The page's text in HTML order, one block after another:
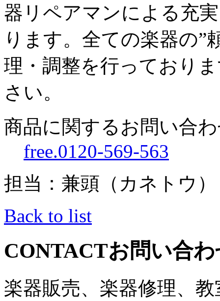
器リペアマンによる充
ります。全ての楽器の”
理・調整を行っており
さい。
商品に関するお問い合
free.0120-569-563
担当：兼頭（カネトウ）
Back to list
CONTACTお問い合
楽器販売、楽器修理、